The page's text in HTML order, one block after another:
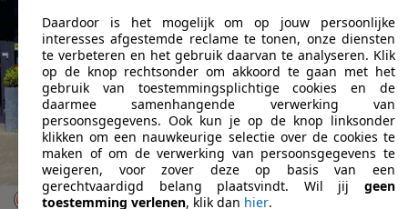
Daardoor is het mogelijk om op jouw persoonlijke
interesses afgestemde reclame te tonen, onze diensten
te verbeteren en het gebruik daarvan te analyseren. Klik
op de knop rechtsonder om akkoord te gaan met het
gebruik van toestemmingsplichtige cookies en de
daarmee samenhangende verwerking van
persoonsgegevens. Ook kun je op de knop linksonder
klikken om een nauwkeurige selectie over de cookies te
maken of om de verwerking van persoonsgegevens te
weigeren, voor zover deze op basis van een
gerechtvaardigd belang plaatsvindt. Wil jij geen
toestemming verlenen, klik dan hier.